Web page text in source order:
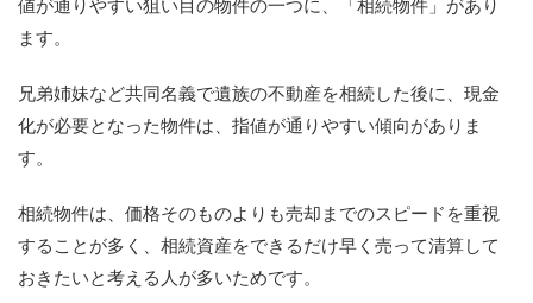
値が通りやすい狙い目の物件の一つに、「相続物件」があり
ます。
兄弟姉妹など共同名義で遺族の不動産を相続した後に、現金
化が必要となった物件は、指値が通りやすい傾向がありま
す。
相続物件は、価格そのものよりも売却までのスピードを重視
することが多く、相続資産をできるだけ早く売って清算して
おきたいと考える人が多いためです。